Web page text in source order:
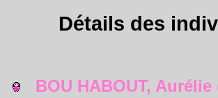
Détails des
BOU HABOUT, Aurélie